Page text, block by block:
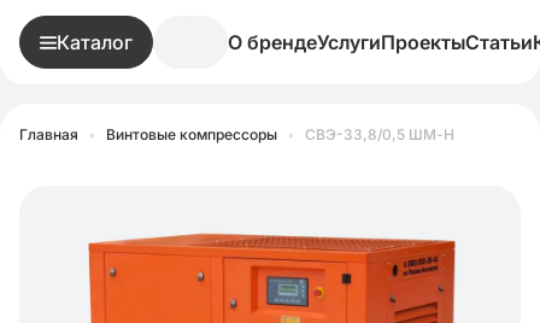
Каталог О брендеУслугиПроектыСтатьи
Главная • Винтовые компрессоры • СВЭ-33,8/0,5 ШМ-Н